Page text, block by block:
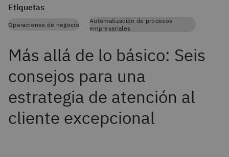
Etiquetas
Operaciones de negocio
Automatización de procesos
empresariales
Más allá de lo básico: Seis
consejos para una
estrategia de atención al
cliente excepcional